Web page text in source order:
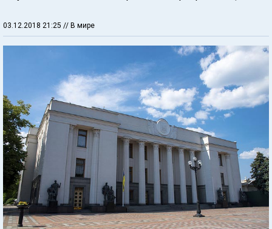
03.12.2018 21:25 // В мире